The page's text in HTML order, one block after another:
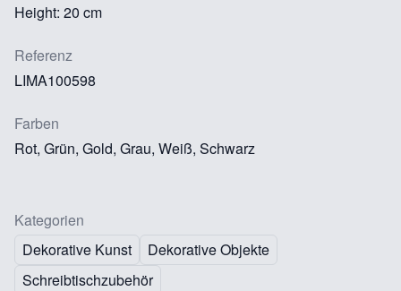
Height: 20 cm
Referenz
LIMA100598
Farben
Rot, Grün, Gold, Grau, Weiß, Schwarz
Kategorien
Dekorative Kunst
Dekorative Objekte
Schreibtischzubehör